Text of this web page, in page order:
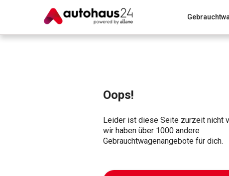
Oops!
Leider ist diese Seite zurzeit nicht
wir haben über 1000 andere
Gebrauchtwagenangebote für dich.